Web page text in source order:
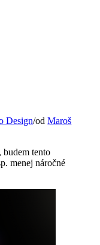
Design/odMaroš
budem tento
menej náročné